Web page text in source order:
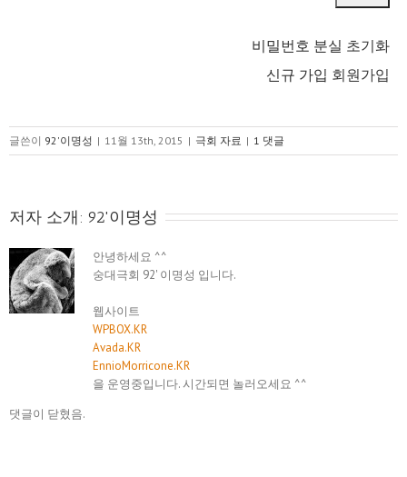
비밀번호 분실 초기화
신규 가입 회원가입
글쓴이 92'이명성 | 11월 13th, 2015 | 극회 자료 | 1 댓글
저자 소개: 92'이명성
안녕하세요 ^^
숭대극회 92' 이명성 입니다.
웹사이트
WPBOX.KR
Avada.KR
EnnioMorricone.KR
을 운영중입니다. 시간되면 놀러오세요 ^^
댓글이 닫혔음.